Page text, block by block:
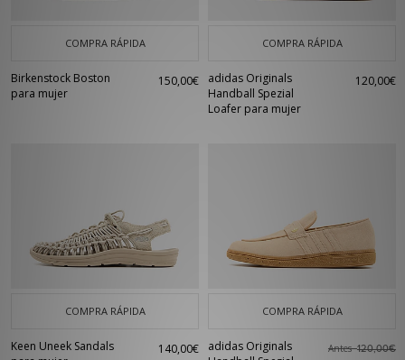
COMPRA RÁPIDA
Birkenstock Boston
para mujer
150,00€
COMPRA RÁPIDA
adidas Originals
Handball Spezial
Loafer para mujer
120,00€
COMPRA RÁPIDA
Keen Uneek Sandals
140,00€
COMPRA RÁPIDA
adidas Originals
Antes120,00€